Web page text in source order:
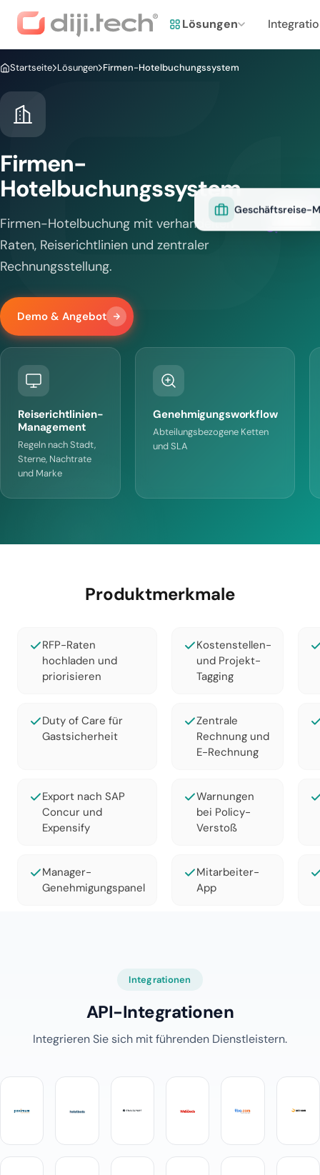
Lösungen
Startseite Lösungen Firmen-Hotelbuchungssystem
Firmen-
Hotelbuchungssystem
Firmen-Hotelbuchung mit verhandelten
Raten, Reiserichtlinien und zentraler
Rechnungsstellung.
Demo & Angebot
Reiserichtlinien-
Management
Regeln nach Stadt,
Sterne, Nachtrate
und Marke
Genehmigungsworkflow
Abteilungsbezogene Ketten
und SLA
Produktmerkmale
RFP-Raten
hochladen und
priorisieren
Kostenstellen-
und Projekt-
Tagging
Duty of Care für
Gastsicherheit
Zentrale
Rechnung und
E-Rechnung
Export nach SAP
Concur und
Expensify
Warnungen
bei Policy-
Verstoß
Manager-
Genehmigungspanel
Mitarbeiter-
App
Integrationen
API-Integrationen
Integrieren Sie sich mit führenden Dienstleistern.